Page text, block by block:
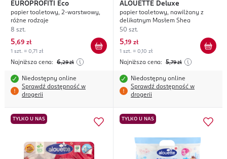
EUROPROFITI Eco
papier toaletowy, 2-warstwowy,
różne rodzaje
8 szt.
5,69 zł
1 szt. = 0,71 zł
Najniższa cena: 6,29 zł
Niedostępny online
Sprawdź dostępność w
drogerii
ALOUETTE Deluxe
papier toaletowy, nawilżany z
delikatnym Masłem Shea
50 szt.
5,19 zł
1 szt. = 0,10 zł
Najniższa cena: 5,79 zł
Niedostępny online
Sprawdź dostępność w
drogerii
TYLKO U NAS TYLKO U NAS